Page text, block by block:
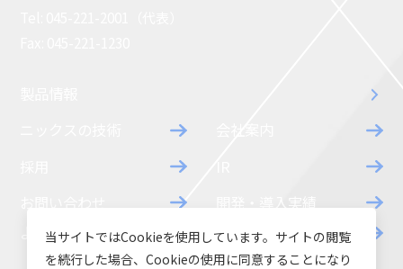
開発・導入実績
よくあるご質問
ダウンロード
当サイトではCookieを使用しています。サイトの閲覧
を続行した場合、Cookieの使用に同意することになり